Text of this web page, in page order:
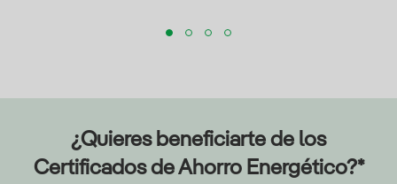
¿Quieres beneficiarte de los
Certificados de Ahorro Energético?*